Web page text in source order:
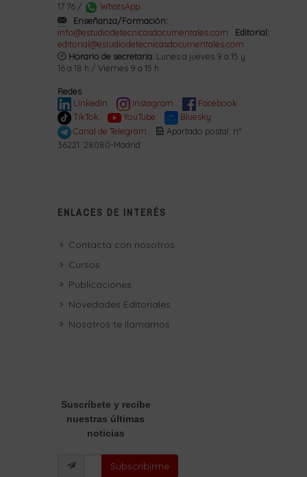
17 76 /
WhatsApp
Enseñanza/Formación:
info@estudiodetecnicasdocumentales.com
Editorial:
editorial@estudiodetecnicasdocumentales.com
Horario de secretaría: Lunes a jueves 9 a 15 y
16 a 18 h / Viernes 9 a 15 h.
Redes
LinkedIn
Instagram
Facebook
TikTok
YouTube
Bluesky
Canal de Telegram
Apartado postal: nº
36221. 28080-Madrid
ENLACES DE INTERÉS
Contacta con nosotros
Cursos
Publicaciones
Novedades Editoriales
Nosotros te llamamos
Suscríbete y recibe
nuestras últimas
noticias
Subscribirme